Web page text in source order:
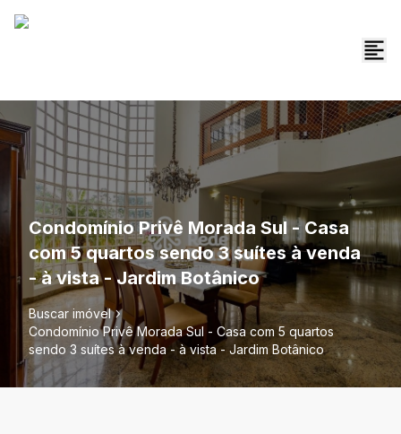
Condomínio Privê Morada Sul - Casa
com 5 quartos sendo 3 suítes à venda
- à vista - Jardim Botânico
Buscar imóvel
Condomínio Privê Morada Sul - Casa com 5 quartos
sendo 3 suítes à venda - à vista - Jardim Botânico